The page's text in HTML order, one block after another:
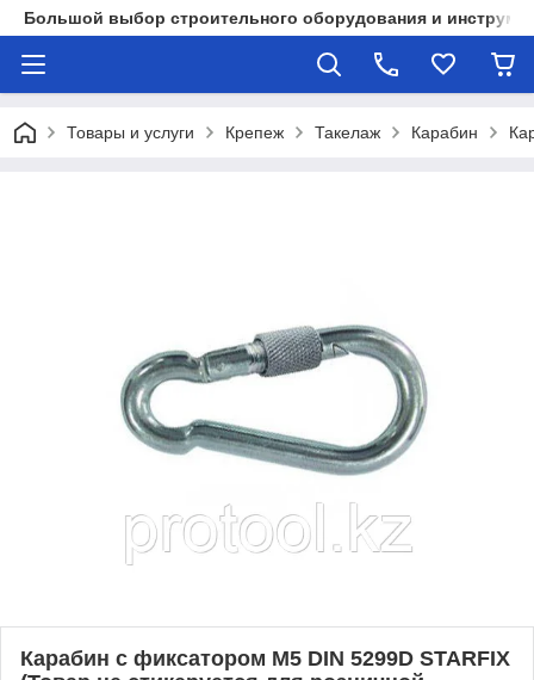
Большой выбор строительного оборудования и
Товары и услуги Крепеж Такелаж Карабин
Карабин с фиксатором М5 DIN 5299D STARFIX